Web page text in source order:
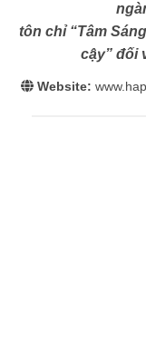
tôn chỉ “Tâm
cậy” đối
Website: